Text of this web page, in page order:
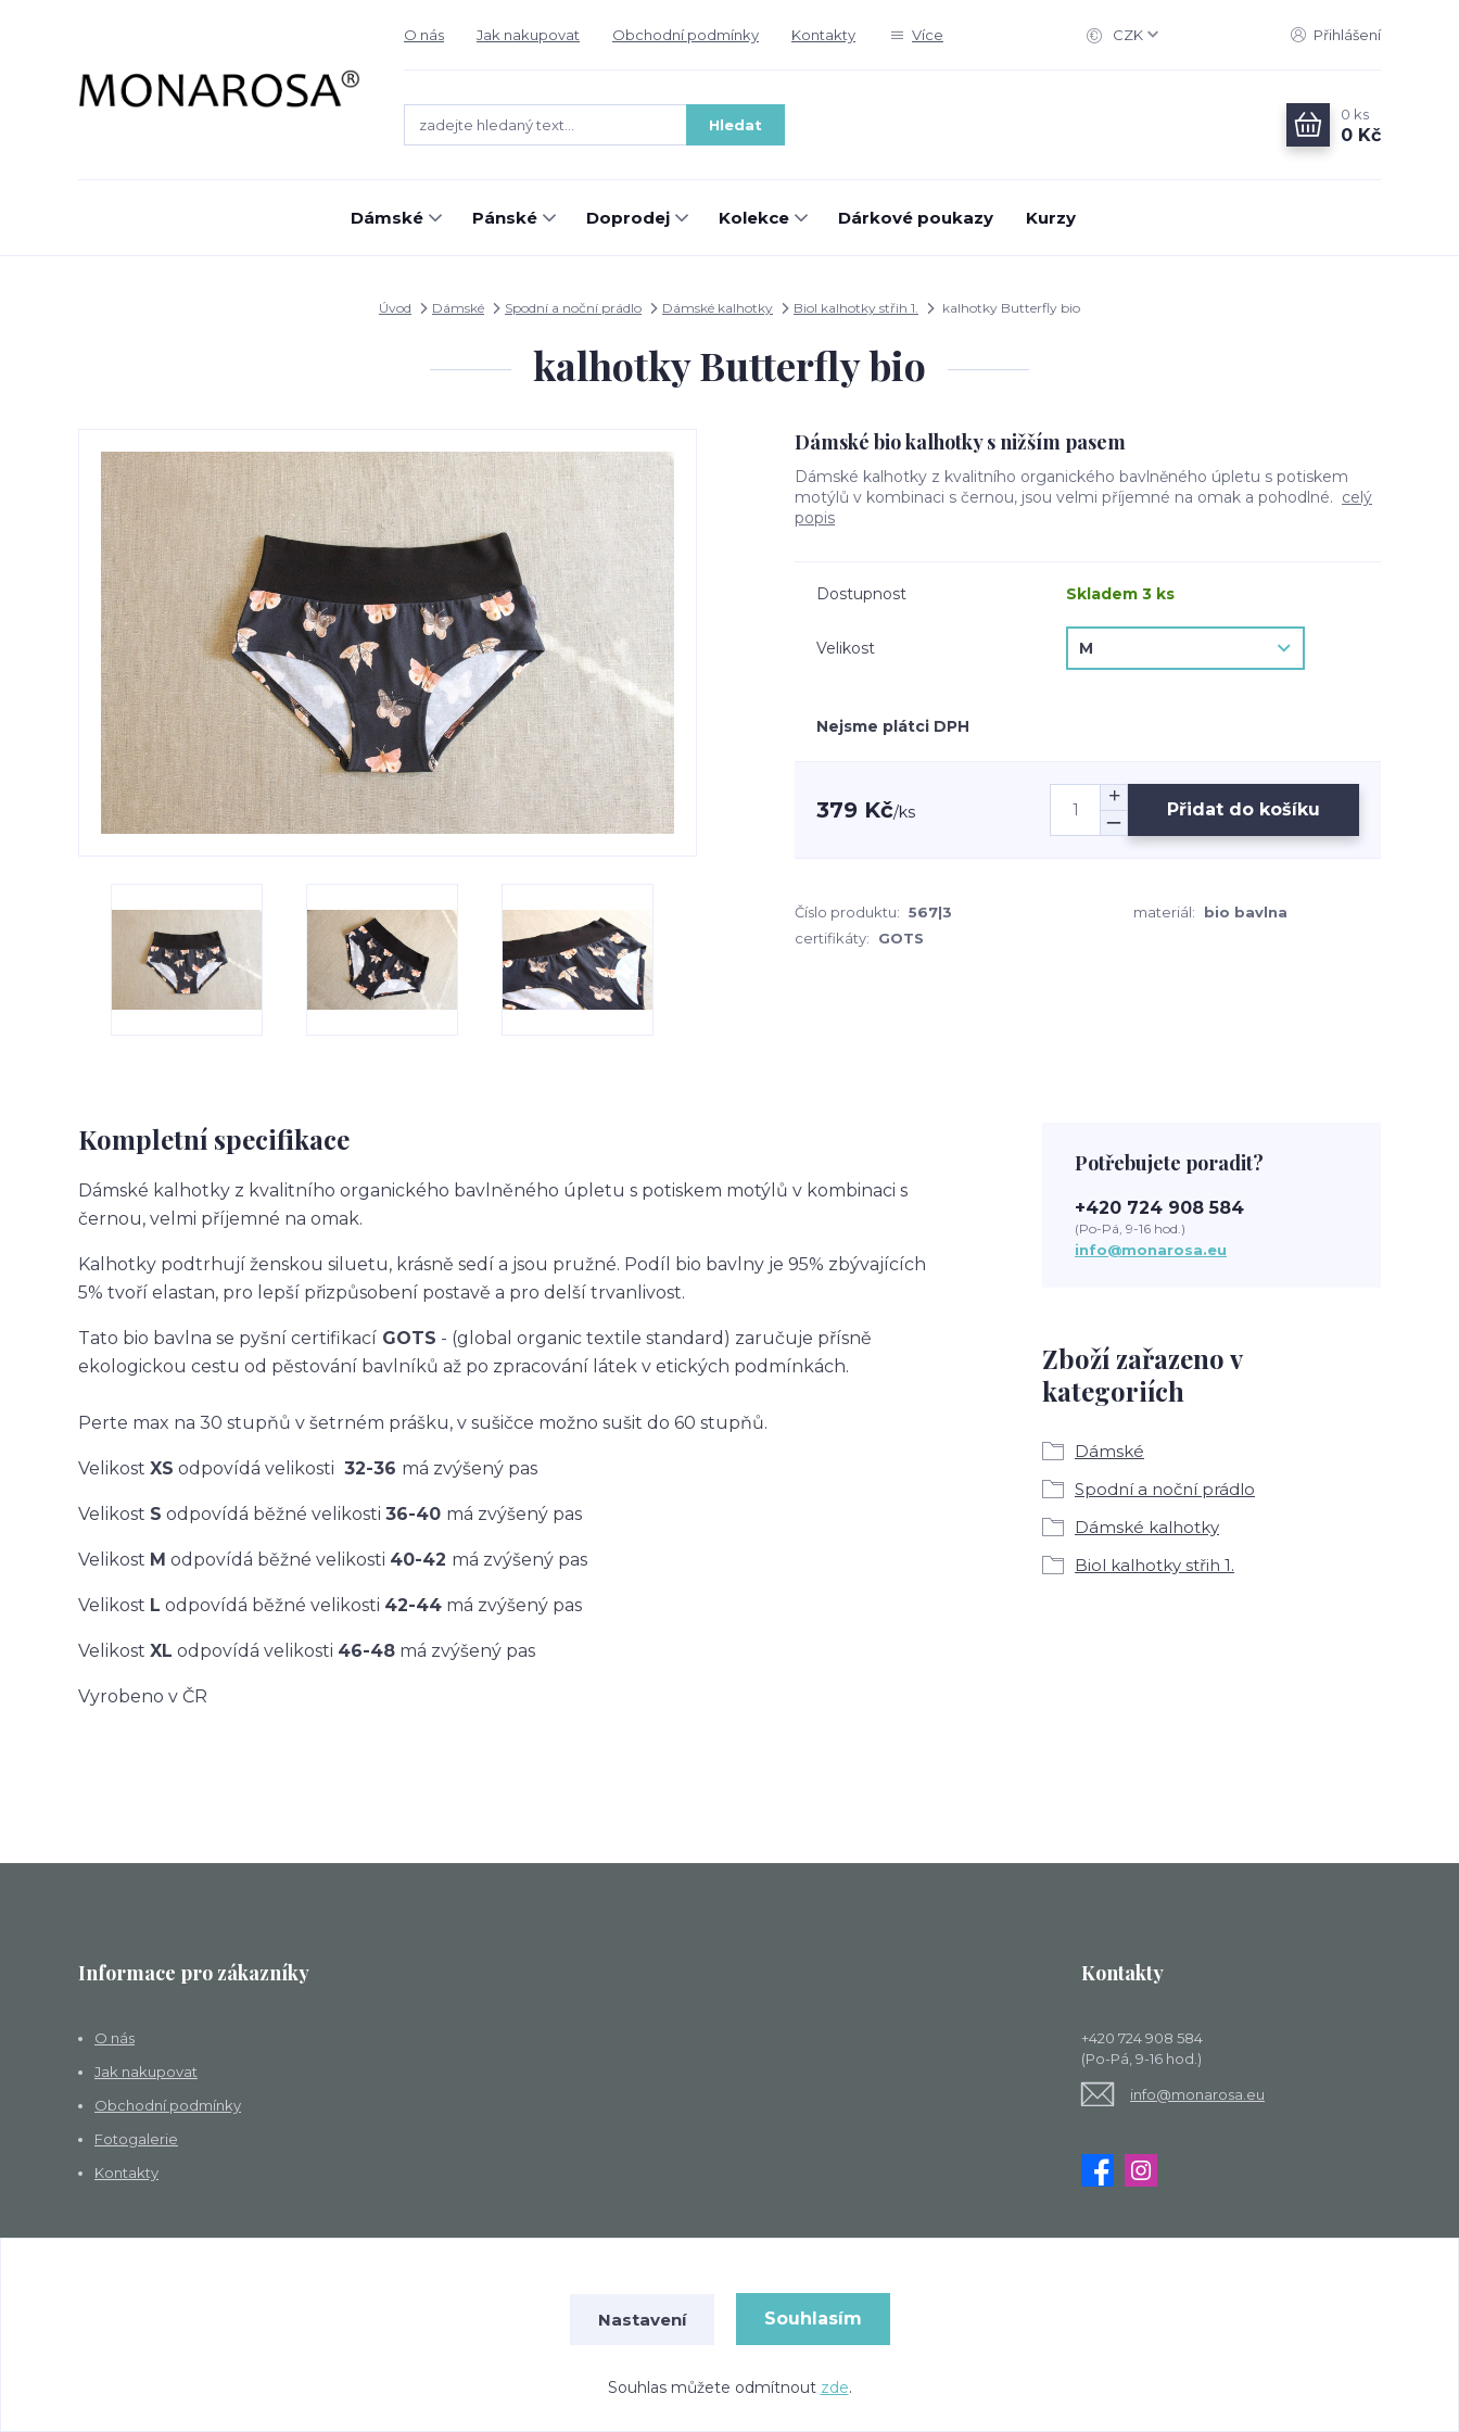
O nás Jak nakupovat Obchodní podmínky Kontakty Více CZK Přihlášení
Hledat
0 ks
0 Kč
Dámské Pánské Doprodej Kolekce Dárkové poukazy Kurzy
Úvod Dámské Spodní a noční prádlo Dámské kalhotky Biol kalhotky střih 1. kalhotky Butterfly bio
kalhotky Butterfly bio
Dámské bio kalhotky s nižším pasem
Dámské kalhotky z kvalitního organického bavlněného úpletu s potiskem
motýlů v kombinaci s černou, jsou velmi příjemné na omak a pohodlné. celý
popis
Dostupnost Skladem 3 ks
Velikost
Nejsme plátci DPH
379 Kč/ks Přidat do košíku
Číslo produktu: 567|3 materiál:
bio bavlna
certifikáty:
GOTS
Kompletní specifikace
Dámské kalhotky z kvalitního organického bavlněného úpletu s potiskem motýlů v kombinaci s
černou, velmi příjemné na omak.
Kalhotky podtrhují ženskou siluetu, krásně sedí a jsou pružné. Podíl bio bavlny je 95% zbývajících
5% tvoří elastan, pro lepší přizpůsobení postavě a pro delší trvanlivost.
Tato bio bavlna se pyšní certifikací GOTS - (global organic textile standard) zaručuje přísně
ekologickou cestu od pěstování bavlníků až po zpracování látek v etických podmínkách.
Perte max na 30 stupňů v šetrném prášku, v sušičce možno sušit do 60 stupňů.
Velikost XS odpovídá velikosti 32-36 má zvýšený pas
Velikost S odpovídá běžné velikosti 36-40 má zvýšený pas
Velikost M odpovídá běžné velikosti 40-42 má zvýšený pas
Velikost L odpovídá běžné velikosti 42-44 má zvýšený pas
Velikost XL odpovídá velikosti 46-48 má zvýšený pas
Vyrobeno v ČR
Zboží zařazeno v
kategoriích
Dámské
Spodní a noční prádlo
Dámské kalhotky
Biol kalhotky střih 1.
Potřebujete poradit?
+420 724 908 584
(Po-Pá, 9-16 hod.)
info@monarosa.eu
Informace pro zákazníky
O nás
Jak nakupovat
Obchodní podmínky
Fotogalerie
Kontakty
Kontakty
+420 724 908 584
(Po-Pá, 9-16 hod.)
info@monarosa.eu
Nastavení Souhlasím
Souhlas můžete odmítnout zde.